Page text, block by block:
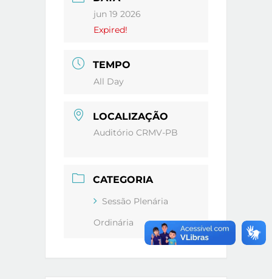
jun 19 2026
Expired!
TEMPO
All Day
LOCALIZAÇÃO
Auditório CRMV-PB
CATEGORIA
Sessão Plenária
Ordinária